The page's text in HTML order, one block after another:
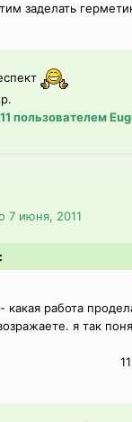
заделать
пользователем
7 июня, 2011
какая работа
я так